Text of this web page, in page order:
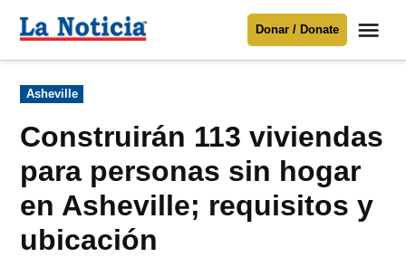
Para mantenerte informado necesitamos
Donar
contenido
Noticia
Donar / Donate
Publicado
en
Asheville
Construirán 113 viviendas
para personas sin hogar
en Asheville; requisitos y
ubicación